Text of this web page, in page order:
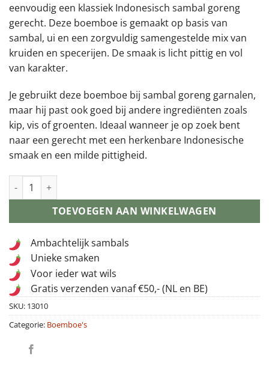
eenvoudig een klassiek Indonesisch sambal goreng
gerecht. Deze boemboe is gemaakt op basis van
sambal, ui en een zorgvuldig samengestelde mix van
kruiden en specerijen. De smaak is licht pittig en vol
van karakter.
Je gebruikt deze boemboe bij sambal goreng garnalen,
maar hij past ook goed bij andere ingrediënten zoals
kip, vis of groenten. Ideaal wanneer je op zoek bent
naar een gerecht met een herkenbare Indonesische
smaak en een milde pittigheid.
(10) Bumbu Sambal Goreng aantal
TOEVOEGEN AAN WINKELWAGEN
Ambachtelijk sambals
Unieke smaken
Voor ieder wat wils
Gratis verzenden vanaf €50,- (NL en BE)
SKU: 13010
Categorie: Boemboe's